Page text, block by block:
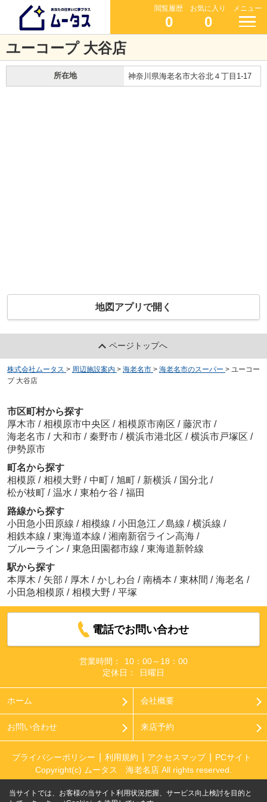
閲覧履歴
0
お気に入り
0
メニュー
ユーコープ 大谷店
所在地 神奈川県海老名市大谷北４丁目1-17
地図アプリで開く
ページトップへ
株式会社ムータス > 周辺施設案内 > 海老名市 > 海老名市のスーパー > ユーコー
プ 大谷店
市区町村から探す
厚木市 / 相模原市中央区 / 相模原市南区 / 藤沢市 /
海老名市 / 大和市 / 秦野市 / 横浜市港北区 / 横浜市戸塚区 /
伊勢原市
町名から探す
相模原 / 相模大野 / 中町 / 旭町 / 新横浜 / 国分北 /
松が枝町 / 温水 / 東柏ケ谷 / 福田
路線から探す
小田急小田原線 / 相模線 / 小田急江ノ島線 / 横浜線 /
相鉄本線 / 東海道本線 / 湘南新宿ライン高海 /
ブルーライン / 東急田園都市線 / 東海道新幹線
駅から探す
本厚木 / 矢部 / 厚木 / かしわ台 / 南橋本 / 東林間 / 海老名 /
小田急相模原 / 相模大野 / 平塚
電話でお問い合わせ
営業時間：
10：00～18：00
定休日：
日曜日
ホーム 会社概要
お問い合わせ 来店予約
プライバシーポリシー 利用規約 アクセスマップ
PCサイト
Copyright(c) ムータス 海老名店 All rights reserved.
当サイトでは、お客様の当サイト利用状況把握、サービス向上検討を目的と